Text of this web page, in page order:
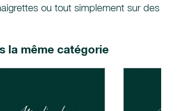
ou tout simplement sur des
la même catégorie